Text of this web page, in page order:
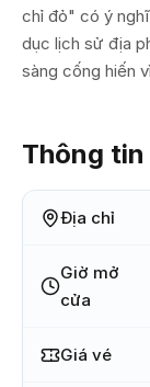
chỉ đỏ" có ý
dục lịch sử địa
sàng cống hiến
Thông
Địa chỉ
Giờ mở
cửa
Giá vé